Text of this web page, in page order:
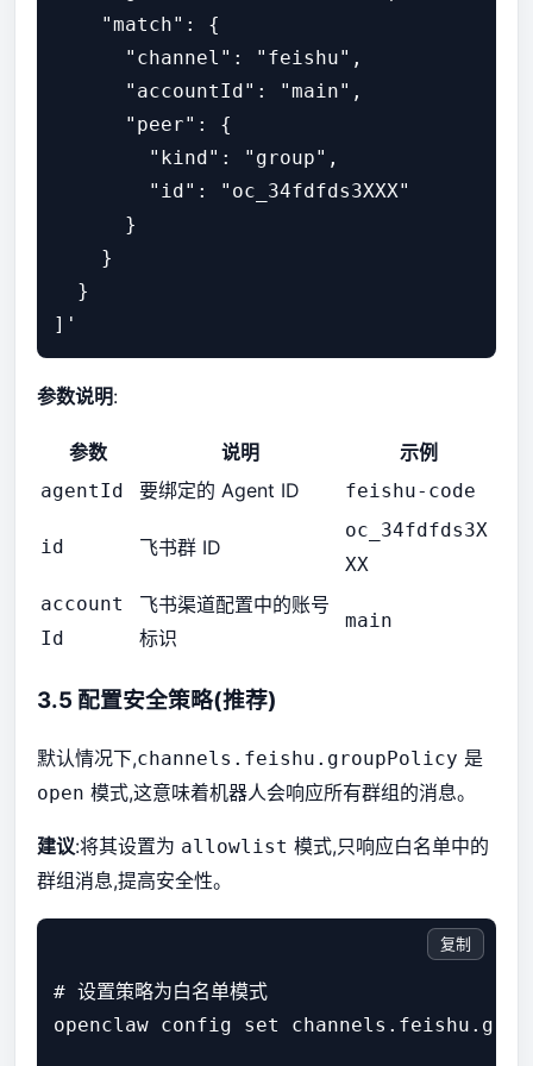
    "match": {
"channel": "feishu",            //
"accountId": "main",            //
      "peer": {
"kind": "group",              //
"id": "oc_34fdfds3XXX"        //
      }
    }
  }
参数说明:
参数 说明 示例
agentId 要绑定的 Agent ID feishu-code
id 飞书群 ID
oc_34fdfds3X
XX
account
Id
飞书渠道配置中的账号
标识
main
3.5 配置安全策略(推荐)
默认情况下,channels.feishu.groupPolicy 是
open 模式,这意味着机器人会响应所有群组的消息。
建议:将其设置为 allowlist 模式,只响应白名单中的
群组消息,提高安全性。
# 设置策略为白名单模式
openclaw config set
复制